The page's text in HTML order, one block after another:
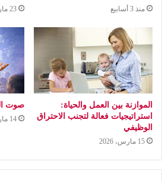
منذ 3 أسابيع 23 مارس، 2026
الموازنة بين العمل والحياة:
استراتيجيات فعالة لتجنب الاحتراق
الوظيفي
15 مارس، 2026
صوت
14 مارس، 2026